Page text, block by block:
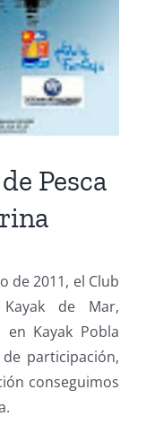
Pesca
de 2011, el Club
de Mar,
en Kayak Pobla
participación,
conseguimos